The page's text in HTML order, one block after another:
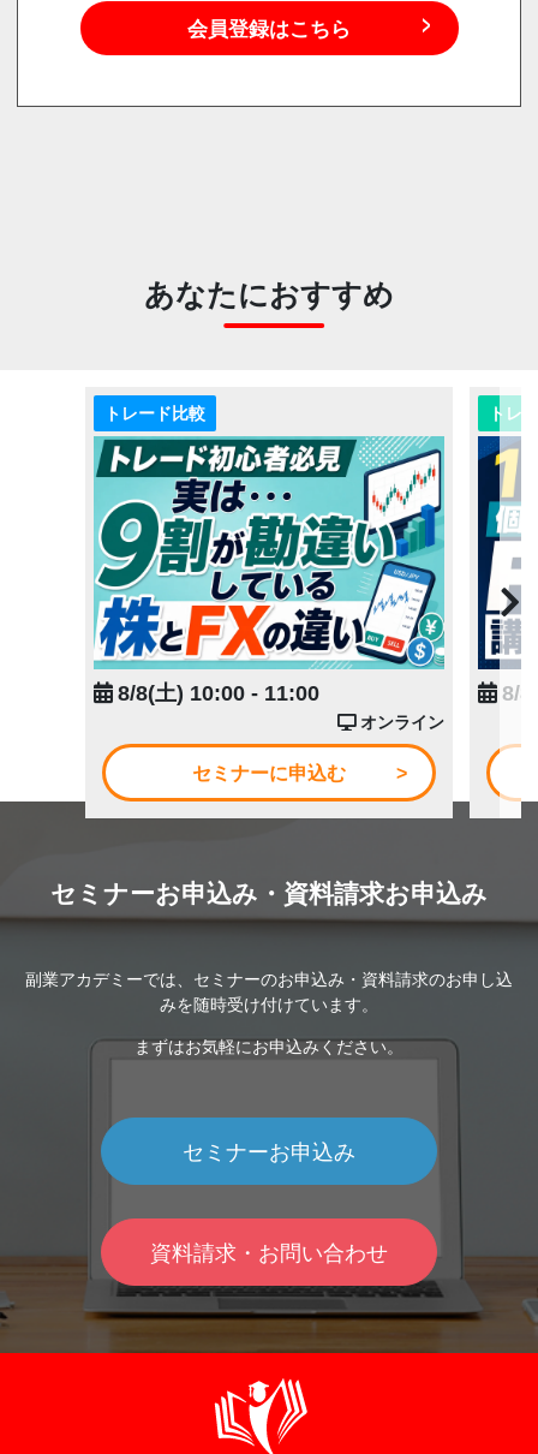
会員登録はこちら
あなたにおすすめ
トレード比較
8/8(土) 10:00 - 11:00
オンライン
セミナーに申込む
トレ
8/
セミナーお申込み・資料請求お申込み
副業アカデミーでは、セミナーのお申込み・資料請求のお申し込
みを随時受け付けています。
まずはお気軽にお申込みください。
セミナーお申込み
資料請求・お問い合わせ